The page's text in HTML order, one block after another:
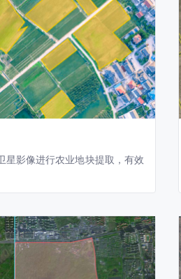
星影像进行农业地块提取，有效